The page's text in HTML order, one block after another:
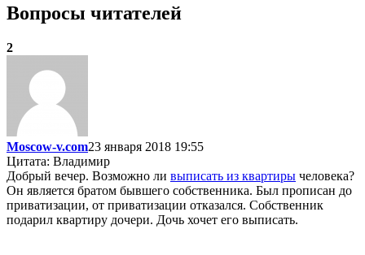
Вопросы читателей
2
Moscow-v.com23 января 2018 19:55
Цитата: Владимир
Добрый вечер. Возможно ли выписать из квартиры человека?
Он является братом бывшего собственника. Был прописан до
приватизации, от приватизации отказался. Собственник
подарил квартиру дочери. Дочь хочет его выписать.